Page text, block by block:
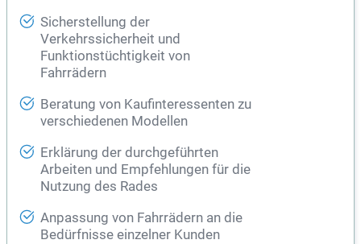
Sicherstellung der
Verkehrssicherheit und
Funktionstüchtigkeit von
Fahrrädern
Beratung von Kaufinteressenten zu
verschiedenen Modellen
Erklärung der durchgeführten
Arbeiten und Empfehlungen für die
Nutzung des Rades
Anpassung von Fahrrädern an die
Bedürfnisse einzelner Kunden